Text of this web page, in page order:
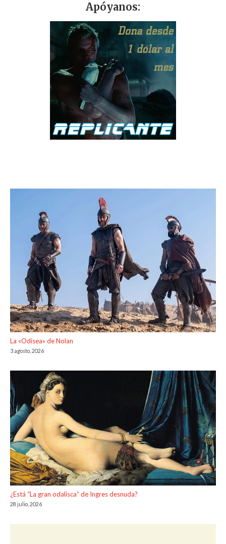
Apóyanos:
La «Odisea» de Nolan
3 agosto, 2026
¿Está “La gran odalisca” de Ingres desnuda?
28 julio, 2026